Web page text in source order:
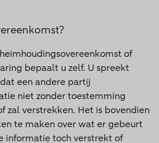
of
bepaalt u zelf. U spreekt
een andere partij
niet zonder toestemming
zal verstrekken. Het is bovendien
te maken over wat er gebeurt
informatie toch verstrekt of